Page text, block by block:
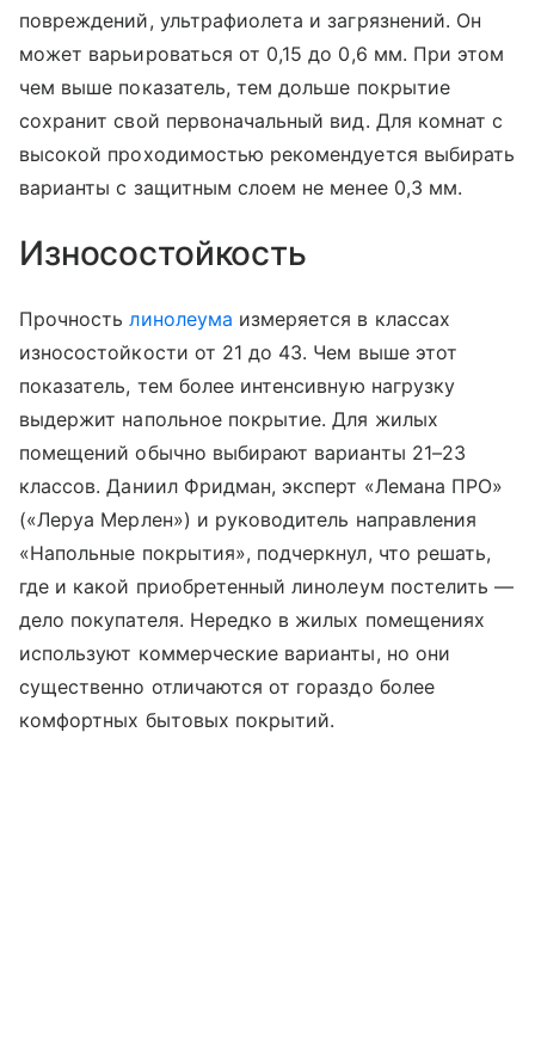
повреждений, ультрафиолета и загрязнений. Он
может варьироваться от 0,15 до 0,6 мм. При этом
чем выше показатель, тем дольше покрытие
сохранит свой первоначальный вид. Для комнат с
высокой проходимостью рекомендуется выбирать
варианты с защитным слоем не менее 0,3 мм.
Износостойкость
Прочностьлинолеума измеряется в классах
износостойкости от 21 до 43. Чем выше этот
показатель, тем более интенсивную нагрузку
выдержит напольное покрытие. Для жилых
помещений обычно выбирают варианты 21–23
классов. Даниил Фридман, эксперт «Лемана ПРО»
(«Леруа Мерлен») и руководитель направления
«Напольные покрытия», подчеркнул, что решать,
где и какой приобретенный линолеум постелить —
дело покупателя. Нередко в жилых помещениях
используют коммерческие варианты, но они
существенно отличаются от гораздо более
комфортных бытовых покрытий.